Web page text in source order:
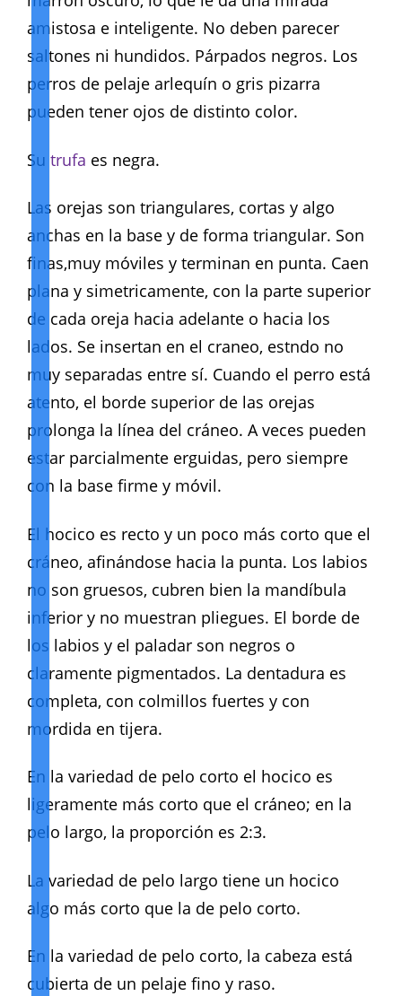
amistosa e inteligente. No deben parecer
saltones ni hundidos. Párpados negros. Los
perros de pelaje arlequín o gris pizarra
pueden tener ojos de distinto color.
Su trufa es negra.
Las orejas son triangulares, cortas y algo
anchas en la base y de forma triangular. Son
finas,muy móviles y terminan en punta. Caen
plana y simetricamente, con la parte superior
de cada oreja hacia adelante o hacia los
lados. Se insertan en el craneo, estndo no
muy separadas entre sí. Cuando el perro está
atento, el borde superior de las orejas
prolonga la línea del cráneo. A veces pueden
estar parcialmente erguidas, pero siempre
con la base firme y móvil.
El hocico es recto y un poco más corto que el
cráneo, afinándose hacia la punta. Los labios
no son gruesos, cubren bien la mandíbula
inferior y no muestran pliegues. El borde de
los labios y el paladar son negros o
claramente pigmentados. La dentadura es
completa, con colmillos fuertes y con
mordida en tijera.
En la variedad de pelo corto el hocico es
ligeramente más corto que el cráneo; en la
pelo largo, la proporción es 2:3.
La variedad de pelo largo tiene un hocico
algo más corto que la de pelo corto.
En la variedad de pelo corto, la cabeza está
cubierta de un pelaje fino y raso.